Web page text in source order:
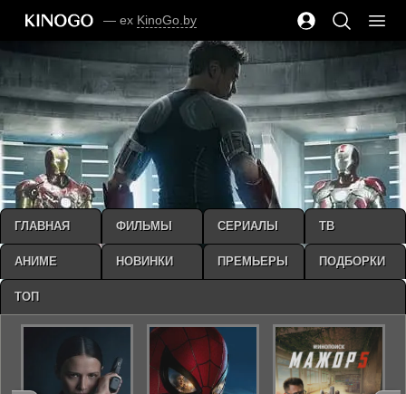
— ex KinoGo.by
ГЛАВНАЯ ФИЛЬМЫ СЕРИАЛЫ ТВ
АНИМЕ НОВИНКИ ПРЕМЬЕРЫ ПОДБОРКИ
ТОП